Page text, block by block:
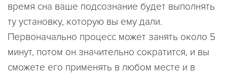
время сна ваше подсознание будет выполнять
ту установку, которую вы ему дали.
Первоначально процесс может занять около 5
минут, потом он значительно сократится, и вы
сможете его применять в любом месте и в